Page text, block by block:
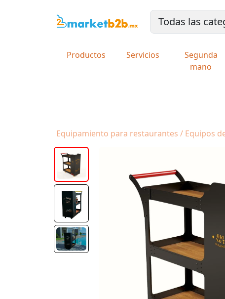
Productos Servicios
Segunda
mano
Equipamiento para restaurantes / Equipos